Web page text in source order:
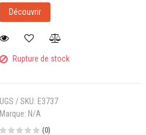
Découvrir
Rupture de stock
UGS / SKU: E3737
Marque: N/A
(0)